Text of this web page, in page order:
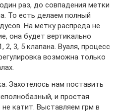
раз, до совпадения метки
То есть делаем полный
На метку распреда не
она будет вертикально
2, 3, 5 клапана. Вуаля, процесс
возможна только
Захотелось нам поставить
и простая
не катит. Выставляем грм в